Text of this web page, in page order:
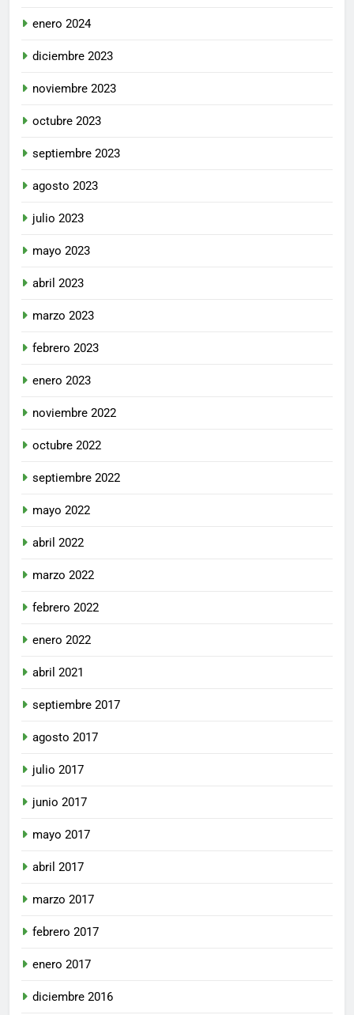
enero 2024
diciembre 2023
noviembre 2023
octubre 2023
septiembre 2023
agosto 2023
julio 2023
mayo 2023
abril 2023
marzo 2023
febrero 2023
enero 2023
noviembre 2022
octubre 2022
septiembre 2022
mayo 2022
abril 2022
marzo 2022
febrero 2022
enero 2022
abril 2021
septiembre 2017
agosto 2017
julio 2017
junio 2017
mayo 2017
abril 2017
marzo 2017
febrero 2017
enero 2017
diciembre 2016